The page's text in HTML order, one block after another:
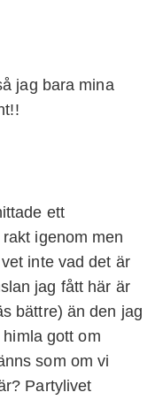
jag bara mina
ett
igenom men
inte vad det är
jag fått här är
bättre) än den jag
gott om
som om vi
Partylivet